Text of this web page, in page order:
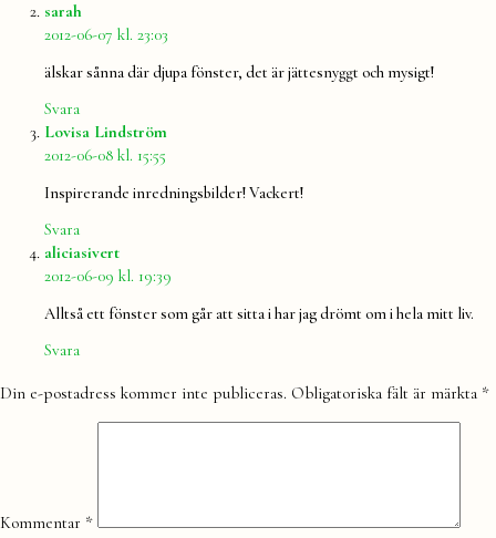
sarah
2012-06-07 kl. 23:03
älskar sånna där djupa fönster, det är jättesnyggt och mysigt!
Svara
Lovisa Lindström
2012-06-08 kl. 15:55
Inspirerande inredningsbilder! Vackert!
Svara
aliciasivertsäger:
2012-06-09 kl. 19:39
Alltså ett fönster som går att sitta i har jag drömt om i hela mitt liv.
Svara
Lämna
Din e-postadress kommer inte publiceras. Obligatoriska fält är märkta *
Kommentar *